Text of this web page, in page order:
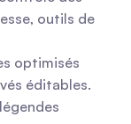
outils de
optimisés
éditables.